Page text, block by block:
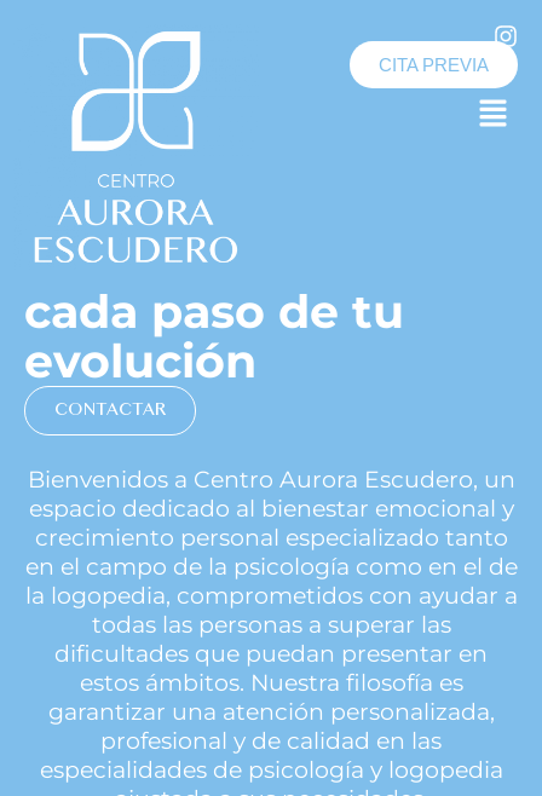
contenido
CITA PREVIA
Menú
Logopedia y Psicología en Los Alcázares
Acompañándote en
cada paso de tu
evolución
CONTACTAR
Bienvenidos a Centro Aurora Escudero, un
espacio dedicado al bienestar emocional y
crecimiento personal especializado tanto
en el campo de la psicología como en el de
la logopedia, comprometidos con ayudar a
todas las personas a superar las
dificultades que puedan presentar en
estos ámbitos. Nuestra filosofía es
garantizar una atención personalizada,
profesional y de calidad en las
especialidades de psicología y logopedia